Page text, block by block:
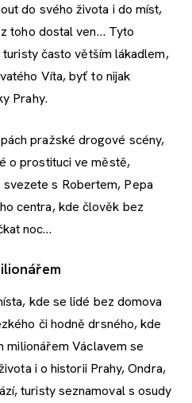
do svého života i do míst,
toho dostal ven… Tyto
často větším lákadlem,
Víta, byť to nijak
Prahy.
pražské drogové scény,
o prostituci ve městě,
s Robertem, Pepa
centra, kde člověk bez
noc…
kde se lidé bez domova
či hodně drsného, kde
milionářem Václavem se
i o historii Prahy, Ondra,
turisty seznamoval s osudy